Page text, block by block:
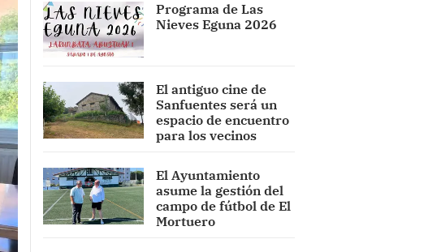
Programa de Las
Nieves Eguna 2026
El antiguo cine de
Sanfuentes será un
espacio de encuentro
para los vecinos
El Ayuntamiento
asume la gestión del
campo de fútbol de El
Mortuero